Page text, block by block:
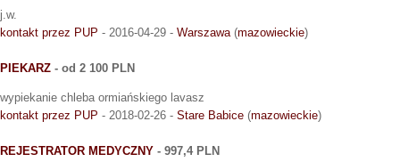
j.w.
kontakt przez PUP - 2016-04-29 - Warszawa (mazowieckie)
PIEKARZ - od 2 100 PLN
wypiekanie chleba ormiańskiego lavasz
kontakt przez PUP - 2018-02-26 - Stare Babice (mazowieckie)
REJESTRATOR MEDYCZNY - 997,4 PLN